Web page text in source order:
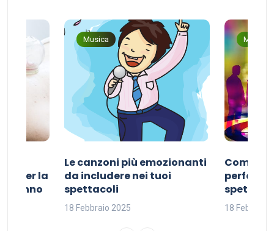
per la
sonno
Musica
Le canzoni più emozionanti
da includere nei tuoi
spettacoli
18 Febbraio 2025
Musica
Come
perfetta
18 Febbraio